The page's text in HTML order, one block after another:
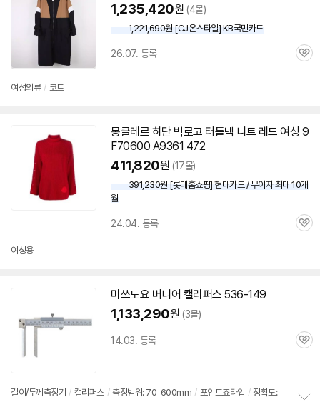
1,235,420원 (4몰)
1,221,690원 [CJ온스타일] KB국민카드
26.07. 등록
관
여성의류 / 코트
몽클레르 하단 빅로고 터틀넥 니트 레드 여성 9
F70600 A9361 472
411,820원 (17몰)
391,230원 [롯데홈쇼핑] 현대카드 / 무이자 최대 10개
월
24.04. 등록
관
여성용
미쓰도요 버니어 캘리퍼스 536-149
1,133,290원 (3몰)
14.03. 등록
관
길이/두께측정기 / 캘리퍼스 / 측정범위: 70-600mm / 포인트죠타입 / 정확도: